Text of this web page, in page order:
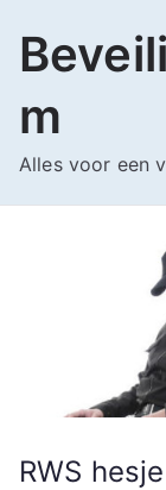
naar
inhoud
m
Alles voor een
RWS